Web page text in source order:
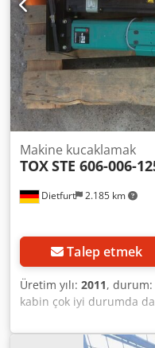
Dietfurt 2.185 km
Makine kucaklamak
TOXSTE 606-006-
Talep etmek
Üretim yılı: 2011, durum:
kabin çok iyi durumda
zehir-kucaklamak-Birim
Ağırlık: 121kg Max Kraft